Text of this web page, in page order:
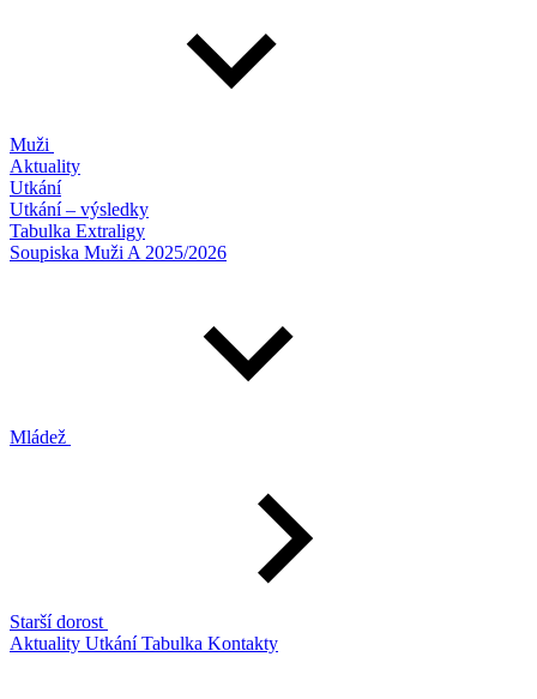
Muži
Aktuality
Utkání
Utkání – výsledky
Tabulka Extraligy
Soupiska Muži A 2025/2026
Mládež
Starší dorost
Aktuality UtkáníTabulka Kontakty